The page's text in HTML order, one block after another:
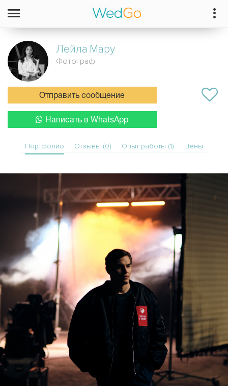
Лейла Мару
Фотограф
Отправить сообщение
Написать в WhatsApp
Портфолио Отзывы (0) Опыт работы (1) Цены